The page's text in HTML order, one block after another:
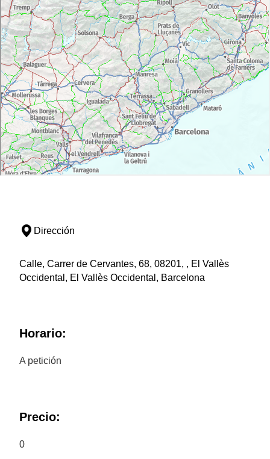
Dirección
Calle, Carrer de Cervantes, 68, 08201, , El Vallès
Occidental, El Vallès Occidental, Barcelona
Horario:
A petición
Precio:
0